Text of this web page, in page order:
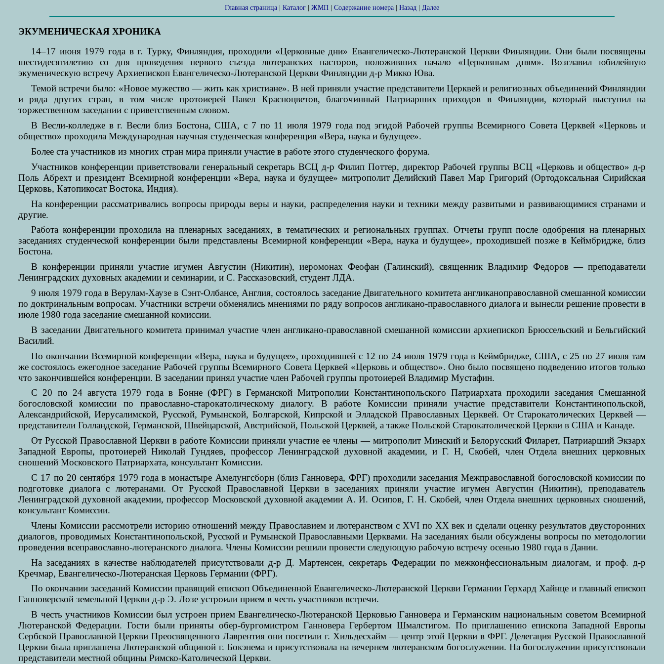
Главная страница Каталог ЖМП Содержание номера Назад Далее
ЭКУМЕНИЧЕСКАЯ ХРОНИКА
14–17 июня 1979 года в г. Турку, Финляндия, проходили «Церковные дни» Евангелическо-Лютеранской Церкви Финляндии. Они были посвящены
шестидесятилетию со дня проведения первого съезда лютеранских пасторов, положивших начало «Церковным дням». Возглавил юбилейную
экуменическую встречу Архиепископ Евангелическо-Лютеранской Церкви Финляндии д-р Микко Юва.
Темой встречи было: «Новое мужество — жить как христиане». В ней приняли участие представители Церквей и религиозных объединений Финляндии
и ряда других стран, в том числе протоиерей Павел Красноцветов, благочинный Патриарших приходов в Финляндии, который выступил на
торжественном заседании с приветственным словом.
В Весли-колледже в г. Весли близ Бостона, США, с 7 по 11 июля 1979 года под эгидой Рабочей группы Всемирного Совета Церквей «Церковь и
общество» проходила Международная научная студенческая конференция «Вера, наука и будущее».
Более ста участников из многих стран мира приняли участие в работе этого студенческого форума.
Участников конференции приветствовали генеральный секретарь ВСЦ д-р Филип Поттер, директор Рабочей группы ВСЦ «Церковь и общество» д-р
Поль Абрехт и президент Всемирной конференции «Вера, наука и будущее» митрополит Делийский Павел Map Григорий (Ортодоксальная Сирийская
Церковь, Катопикосат Востока, Индия).
На конференции рассматривались вопросы природы веры и науки, распределения науки и техники между развитыми и развивающимися странами и
другие.
Работа конференции проходила на пленарных заседаниях, в тематических и региональных группах. Отчеты групп после одобрения на пленарных
заседаниях студенческой конференции были представлены Всемирной конференции «Вера, наука и будущее», проходившей позже в Кеймбридже, близ
Бостона.
В конференции приняли участие игумен Августин (Никитин), иеромонах Феофан (Галинский), священник Владимир Федоров — преподаватели
Ленинградских духовных академии и семинарии, и С. Рассказовский, студент ЛДА.
9 июля 1979 года в Верулам-Хаузе в Сэнт-Олбансе, Англия, состоялось заседание Двигательного комитета англиканоправославной смешанной комиссии
по доктринальным вопросам. Участники встречи обменялись мнениями по ряду вопросов англикано-православного диалога и вынесли решение провести в
июле 1980 года заседание смешанной комиссии.
В заседании Двигательного комитета принимал участие член англикано-православной смешанной комиссии архиепископ Брюссельский и Бельгийский
Василий.
По окончании Всемирной конференции «Вера, наука и будущее», проходившей с 12 по 24 июля 1979 года в Кеймбридже, США, с 25 по 27 июля там
же состоялось ежегодное заседание Рабочей группы Всемирного Совета Церквей «Церковь и общество». Оно было посвящено подведению итогов только
что закончившейся конференции. В заседании принял участие член Рабочей группы протоиерей Владимир Мустафин.
С 20 по 24 августа 1979 года в Бонне (ФРГ) в Германской Митрополии Константинопольского Патриархата проходили заседания Смешанной
богословской комиссии по православно-старокатолическому диалогу. В работе Комиссии приняли участие представители Константинопольской,
Александрийской, Иерусалимской, Русской, Румынской, Болгарской, Кипрской и Элладской Православных Церквей. От Старокатолических Церквей —
представители Голландской, Германской, Швейцарской, Австрийской, Польской Церквей, а также Польской Старокатолической Церкви в США и Канаде.
От Русской Православной Церкви в работе Комиссии приняли участие ее члены — митрополит Минский и Белорусский Филарет, Патриарший Экзарх
Западной Европы, протоиерей Николай Гундяев, профессор Ленинградской духовной академии, и Г. Н, Скобей, член Отдела внешних церковных
сношений Московского Патриархата, консультант Комиссии.
С 17 по 20 сентября 1979 года в монастыре Амелунгсборн (близ Ганновера, ФРГ) проходили заседания Межправославной богословской комиссии по
подготовке диалога с лютеранами. От Русской Православной Церкви в заседаниях приняли участие игумен Августин (Никитин), преподаватель
Ленинградской духовной академии, профессор Московской духовной академии А. И. Осипов, Г. Н. Скобей, член Отдела внешних церковных сношений,
консультант Комиссии.
Члены Комиссии рассмотрели историю отношений между Православием и лютеранством с XVI по XX век и сделали оценку результатов двусторонних
диалогов, проводимых Константинопольской, Русской и Румынской Православными Церквами. На заседаниях были обсуждены вопросы по методологии
проведения всеправославно-лютеранского диалога. Члены Комиссии решили провести следующую рабочую встречу осенью 1980 года в Дании.
На заседаниях в качестве наблюдателей присутствовали д-р Д. Мартенсен, секретарь Федерации по межконфессиональным диалогам, и проф. д-р
Кречмар, Евангелическо-Лютеранская Церковь Германии (ФРГ).
По окончании заседаний Комиссии правящий епископ Объединенной Евангелическо-Лютеранской Церкви Германии Герхард Хайнце и главный епископ
Ганноверской земельной Церкви д-р Э. Лозе устроили прием в честь участников встречи.
В честь участников Комиссии был устроен прием Евангелическо-Лютеранской Церковью Ганновера и Германским национальным советом Всемирной
Лютеранской Федерации. Гости были приняты обер-бургомистром Ганновера Гербертом Шмалстигом. По приглашению епископа Западной Европы
Сербской Православной Церкви Преосвященного Лаврентия они посетили г. Хильдесхайм — центр этой Церкви в ФРГ. Делегация Русской Православной
Церкви была приглашена Лютеранской общиной г. Бокэнема и присутствовала на вечернем лютеранском богослужении. На богослужении присутствовали
представители местной общины Римско-Католической Церкви.